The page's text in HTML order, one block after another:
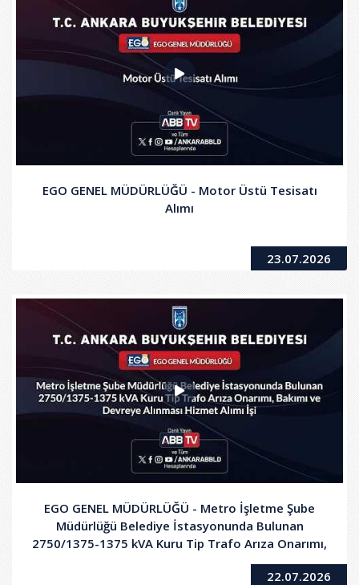
EGO GENEL MÜDÜRLÜĞÜ - Motor Üstü Tesisatı
Alımı
23.07.2026
EGO GENEL MÜDÜRLÜĞÜ - Metro İşletme Şube
Müdürlüğü Belediye İstasyonunda Bulunan
2750/1375-1375 kVA Kuru Tip Trafo Arıza Onarımı,
Bakımı ve Devreye Alınması Hizmet Alımı İşi
22.07.2026